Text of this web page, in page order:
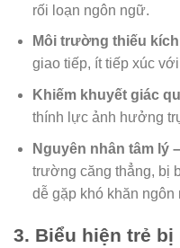
rối loạn ngôn ngữ.
Môi trường thiếu
giao tiếp, ít tiếp xúc
Khiếm khuyết giác
thính lực ảnh hưởng
Nguyên nhân tâm lý
trường căng thẳng, bị
dễ gặp khó khăn ngôn
3. Biểu hiện trẻ